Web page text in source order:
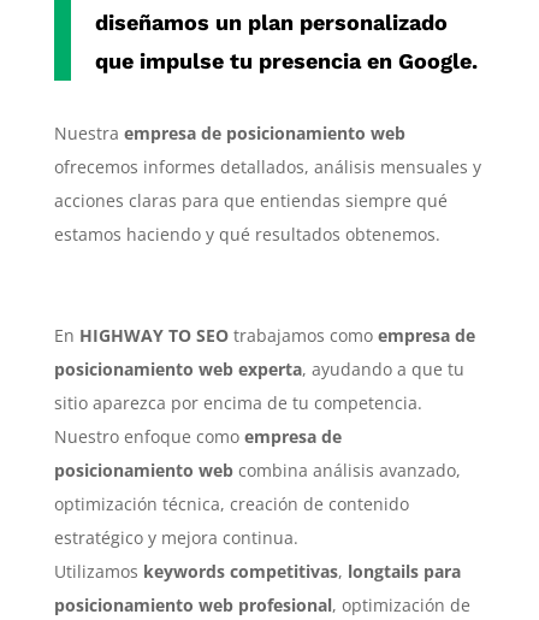
diseñamos un plan personalizado
que impulse tu presencia en Google.
Nuestra empresa de posicionamiento web
ofrecemos informes detallados, análisis mensuales y
acciones claras para que entiendas siempre qué
estamos haciendo y qué resultados obtenemos.
En HIGHWAY TO SEOtrabajamos como empresa de
posicionamiento web experta, ayudando a que tu
sitio aparezca por encima de tu competencia.
Nuestro enfoque como empresa de
posicionamiento webcombina análisis avanzado,
optimización técnica, creación de contenido
estratégico y mejora continua.
Utilizamos keywords competitivas, longtails para
posicionamiento web profesional, optimización de